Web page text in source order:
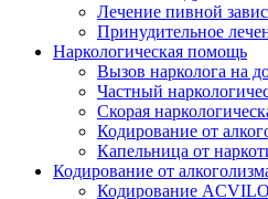
Лечение пивной
Принудительное
Наркологическая помощь
Вызов нарколога на
Частный
Скорая
Кодирование от
Капельница от
Кодирование от
Кодирование